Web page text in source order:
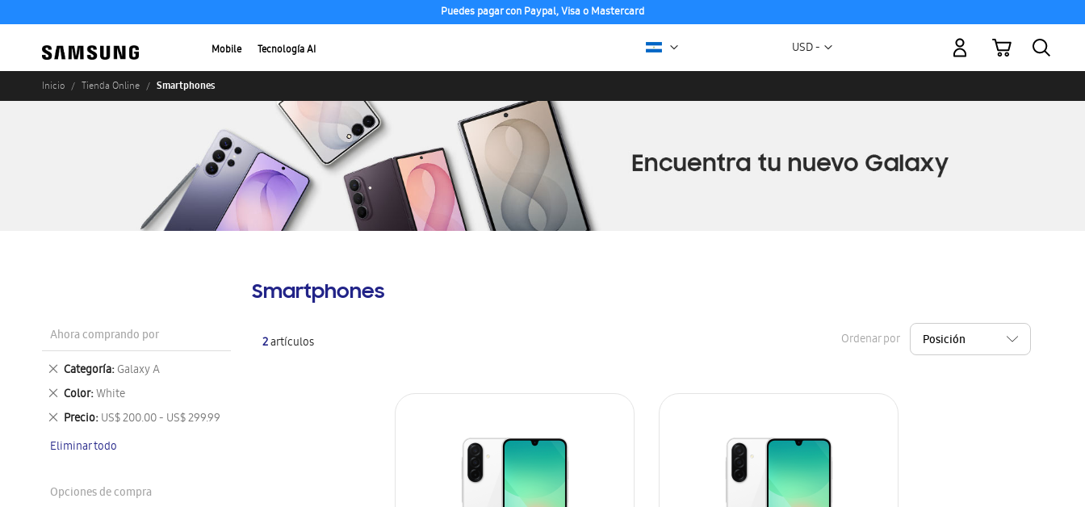
Puedes pagar con Paypal, Visa o Mastercard
Mobile Tecnología AI Moneda
USD -
Mi carrito
Inicio Tienda Online Smartphones
Smartphones
2artículos Ordenar por
Ahora comprando por
Categoría Galaxy A
Eliminar
este
artículo
Color White
Eliminar
este
artículo
Precio US$ 200.00 - US$ 299.99
Eliminar
artículo
Eliminar todo
Opciones de compra